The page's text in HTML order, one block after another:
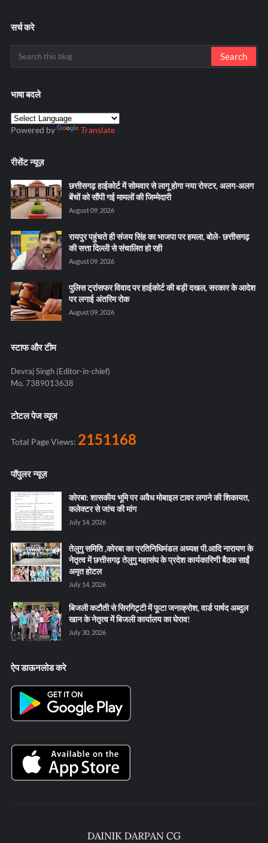
सर्च करे
भाषा बदले
Powered by Translate
रीसेंट न्यूज़
छत्तीसगढ़ हाईकोर्ट में सोमवार से लागू होगा नया रोस्टर, अलग-अलग
बेंचों को सौंपी गई मामलों की जिम्मेदारी
August 09, 2026
रायपुर पहुंचते ही संजय सिंह का भाजपा पर हमला, बोले- छत्तीसगढ़
की सत्ता दिल्ली से संचालित हो रही
August 09, 2026
पुलिस ट्रांसफर विवाद पर हाईकोर्ट की बड़ी दखल, सरकार के आदेश
पर लगाई अंतरिम रोक
August 09, 2026
स्टाफ और टीम
Devraj Singh (Editor-in-chief)
Mo. 7389013638
टोटल पेज व्यूज
Total Page Views: 2151168
पॉपुलर न्यूज़
कोरबा: शासकीय भूमि पर अवैध मोबाइल टावर लगाने की शिकायत,
कलेक्टर से जांच की मांग
July 14, 2026
तेलुगु समिति ,कोरबा का प्रतिनिधिमंडल अध्यक्ष पी.आदि नारायण के
नेतृत्व में छत्तीसगढ़ तेलुगु महासंघ के प्रदेश कार्यकारिणी बैठक साईं
अमृत होटल
July 14, 2026
बिजली कटौती से सिरगिट्टी में फूटा जनाक्रोश, वार्ड पार्षद अब्दुल
खान के नेतृत्व में बिजली कार्यालय का घेराव!
July 30, 2026
ऐप डाऊनलोड करे